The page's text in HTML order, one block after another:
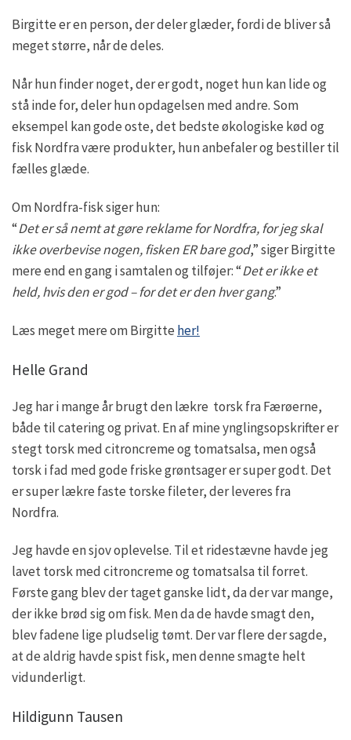
Birgitte er en person, der deler glæder, fordi de bliver så
meget større, når de deles.
Når hun finder noget, der er godt, noget hun kan lide og
stå inde for, deler hun opdagelsen med andre. Som
eksempel kan gode oste, det bedste økologiske kød og
fisk Nordfra være produkter, hun anbefaler og bestiller til
fælles glæde.
Om Nordfra-fisk siger hun:
“Det er så nemt at gøre reklame for Nordfra, for jeg skal
ikke overbevise nogen, fisken ER bare god,” siger Birgitte
mere end en gang i samtalen og tilføjer: “Det er ikke et
held, hvis den er god – for det er den hver gang.”
Læs meget mere om Birgitteher!
Helle Grand
Jeg har i mange år brugt den lækre torsk fra Færøerne,
både til catering og privat. En af mine ynglingsopskrifter er
stegt torsk med citroncreme og tomatsalsa, men også
torsk i fad med gode friske grøntsager er super godt. Det
er super lækre faste torske fileter, der leveres fra
Nordfra.
Jeg havde en sjov oplevelse. Til et ridestævne havde jeg
lavet torsk med citroncreme og tomatsalsa til forret.
Første gang blev der taget ganske lidt, da der var mange,
der ikke brød sig om fisk. Men da de havde smagt den,
blev fadene lige pludselig tømt. Der var flere der sagde,
at de aldrig havde spist fisk, men denne smagte helt
vidunderligt.
Hildigunn Tausen